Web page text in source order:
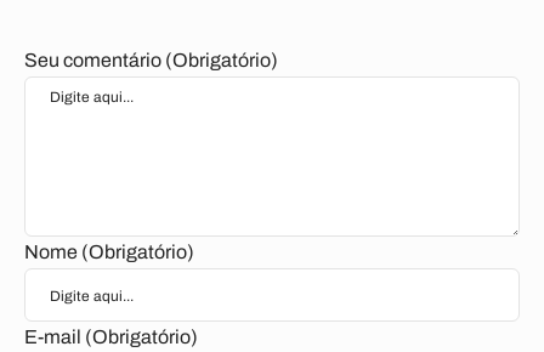
Seu comentário (Obrigatório)
Nome (Obrigatório)
E-mail (Obrigatório)